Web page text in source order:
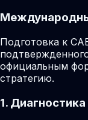
Подготовка к
официальным
стратегию.
1.